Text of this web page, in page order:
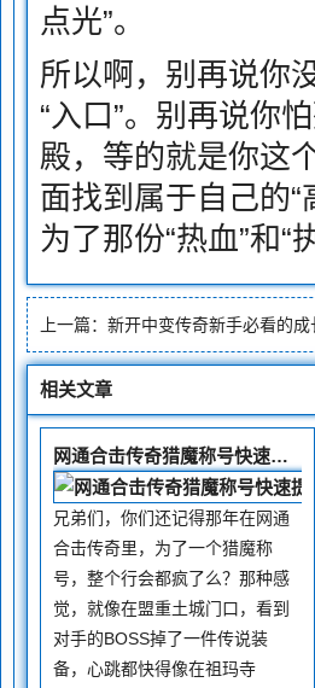
点光”。
所以啊，别再说你
“入口”。别再说你
殿，等的就是你这
面找到属于自己的
为了那份“热血”和“
上一篇： 新开中变传奇新手必看的成
相关文章
网通合击传奇猎魔称号快速提升技巧
兄弟们，你们还记得那年在网通
合击传奇里，为了一个猎魔称
号，整个行会都疯了么？那种感
觉，就像在盟重土城门口，看到
对手的BOSS掉了一件传说装
备，心跳都快得像在祖玛寺